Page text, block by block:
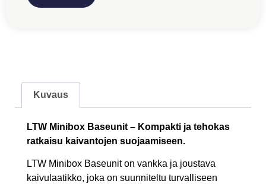
Kuvaus
LTW Minibox Baseunit – Kompakti ja tehokas
ratkaisu kaivantojen suojaamiseen.
LTW Minibox Baseunit on vankka ja joustava
kaivulaatikko, joka on suunniteltu turvalliseen